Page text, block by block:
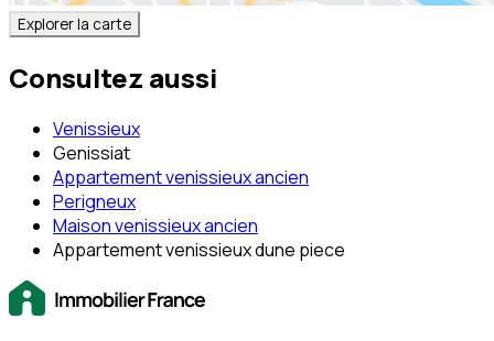
Explorer la carte
Consultez aussi
Venissieux
Genissiat
Appartement venissieux ancien
Perigneux
Maison venissieux ancien
Appartement venissieux dune piece